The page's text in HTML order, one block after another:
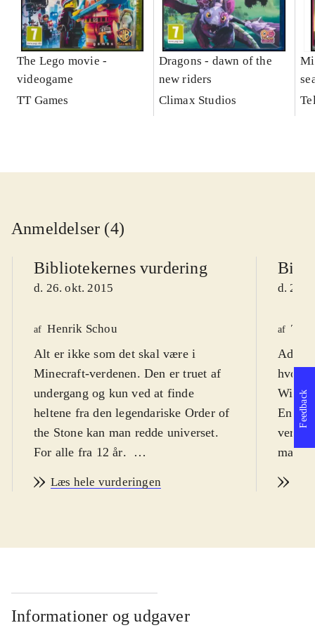
The Lego movie -
videogame
TT Games
Dragons - dawn of the
new riders
Climax Studios
Anmeldelser (4)
Bibliotekernes vurdering
d. 26. okt. 2015
af Henrik Schou
Alt er ikke som det skal være i
Minecraft-verdenen. Den er truet af
undergang og kun ved at finde
heltene fra den legendariske Order of
the Stone kan man redde universet.
For alle fra 12 år.
"byg selv" spil som Minecraft, men
resten frigives løbende). Spillet
universet, komplet med den
firkantede grafik og masser af
Læs hele vurderingen
d. 26.
af
hvor
En
man
fra en
redde
Informationer og udgaver
Feedback